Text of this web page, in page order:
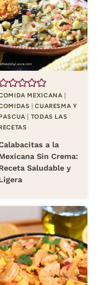
MEXICANA
|CUARESMA Y
TODAS LAS
a la
Sin Crema:
Saludable y